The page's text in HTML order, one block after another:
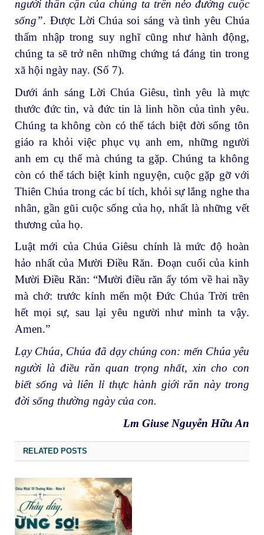
người thân cận của chúng ta trên nẻo đường cuộc
sống”. Được Lời Chúa soi sáng và tình yêu Chúa
thấm nhập trong suy nghĩ cũng như hành động,
chúng ta sẽ trở nên những chứng tá đáng tin trong
xã hội ngày nay. (Số 7).
Dưới ánh sáng Lời Chúa Giêsu, tình yêu là mực
thước đức tin, và đức tin là linh hồn của tình yêu.
Chúng ta không còn có thể tách biệt đời sống tôn
giáo ra khỏi việc phục vụ anh em, những người
anh em cụ thể mà chúng ta gặp. Chúng ta không
còn có thể tách biệt kinh nguyện, cuộc gặp gỡ với
Thiên Chúa trong các bí tích, khỏi sự lắng nghe tha
nhân, gần gũi cuộc sống của họ, nhất là những vết
thương của họ.
Luật mới của Chúa Giêsu chính là mức độ hoàn
hảo nhất của Mười Điều Răn. Đoạn cuối của kinh
Mười Điều Răn: “Mười điều răn ấy tóm về hai nầy
mà chớ: trước kính mến một Đức Chúa Trời trên
hết mọi sự, sau lại yêu người như mình ta vậy.
Amen.”
Lạy Chúa, Chúa đã dạy chúng con: mến Chúa yêu
người là điều răn quan trọng nhất, xin cho con
biết sống và liên lỉ thực hành giới răn này trong
đời sống thường ngày của con.
Lm Giuse Nguyễn Hữu An
RELATED POSTS